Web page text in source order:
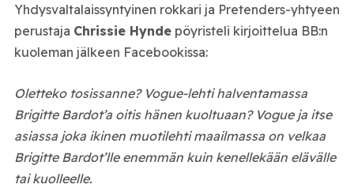
Yhdysvaltalaissyntyinen rokkari ja Pretenders-yhtyeen
perustaja Chrissie Hyndepöyristeli kirjoittelua BB:n
kuoleman jälkeen Facebookissa:
Oletteko tosissanne? Vogue-lehti halventamassa
Brigitte Bardot’a oitis hänen kuoltuaan? Vogue ja itse
asiassa joka ikinen muotilehti maailmassa on velkaa
Brigitte Bardot’lle enemmän kuin kenellekään elävälle
tai kuolleelle.